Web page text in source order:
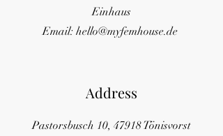
Einhaus
Email: hello@myfemhouse.de
Address
Pastorsbusch 10, 47918 Tönisvorst